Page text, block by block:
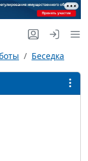
Беседка